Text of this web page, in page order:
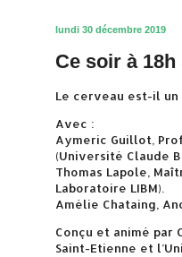
lundi 30 décembre 2019
Ce soir à
Le cerveau est-il
Avec :
Aymeric Guillot,
(Université Claude
Thomas Lapole,
Laboratoire LIBM).
Amélie Chataing,
Conçu et animé par
Saint-Etienne et